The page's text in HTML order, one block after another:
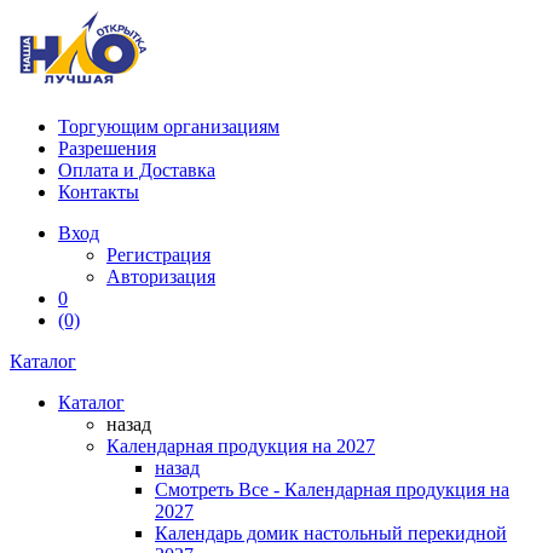
Торгующим организациям
Разрешения
Оплата и Доставка
Контакты
Вход
Регистрация
Авторизация
0
(0)
Каталог
Каталог
назад
Календарная продукция на 2027
назад
Смотреть Все - Календарная продукция на
2027
Календарь домик настольный перекидной